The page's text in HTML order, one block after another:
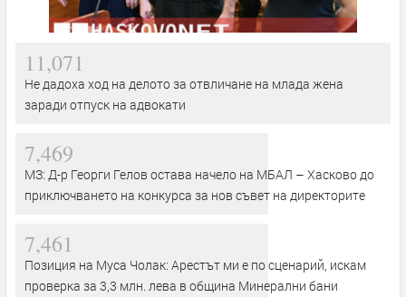
11,071
Не дадоха ход на делото за отвличане на млада жена
заради отпуск на адвокати
7,469
МЗ: Д-р Георги Гелов остава начело на МБАЛ – Хасково до
приключването на конкурса за нов съвет на директорите
7,461
Позиция на Муса Чолак: Арестът ми е по сценарий, искам
проверка за 3,3 млн. лева в община Минерални бани